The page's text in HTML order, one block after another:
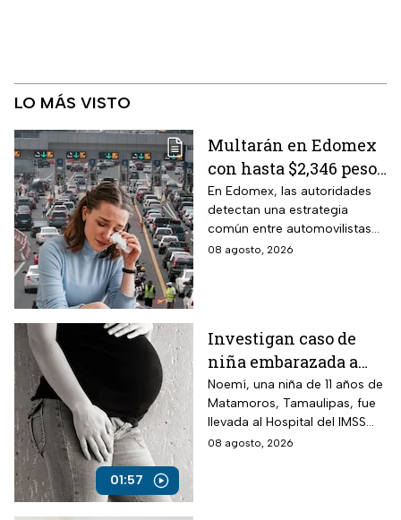
LO MÁS VISTO
Multarán en Edomex
con hasta $2,346 pesos
a todos los
conductores que
utilicen este truco
para no pagar en las
En Edomex, las autoridades
detectan una estrategia
común entre automovilistas
para librar el peaje en las vías
08 agosto, 2026
01:57
Investigan caso de
niña embarazada a
sus 11 años
Noemí, una niña de 11 años de
Matamoros, Tamaulipas, fue
llevada al Hospital del IMSS
tras una llamada al 911 por
08 agosto, 2026